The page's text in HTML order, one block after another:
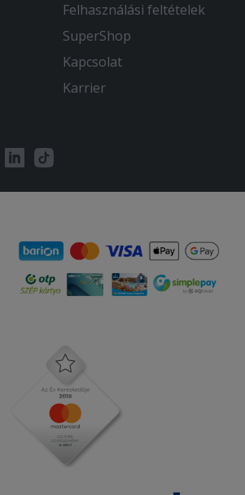
Felhasználási feltételek
SuperShop
Kapcsolat
Karrier